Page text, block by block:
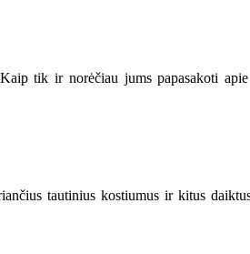
tik ir norėčiau jums papasakoti
tautinius kostiumus ir kitus